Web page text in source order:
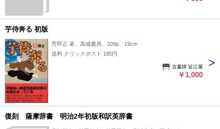
芋侍奔る 初版
芳即正 著、高城書房、209p、19cm
送料 クリックポスト 185円
古書肆 近江屋
￥1,000
復刻 薩摩辞書 明治2年初版和訳英辞書